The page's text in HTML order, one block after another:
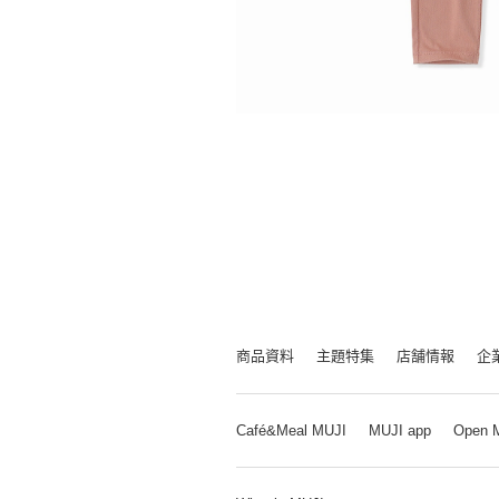
商品資料 主題特集 店舗情報 企
Café&Meal MUJI MUJI app Open